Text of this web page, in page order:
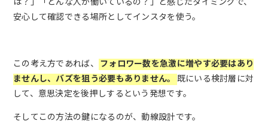
安心して確認できる場所としてインスタを使う。
この考え方であれば、 フォロワー数を急激に増やす必要はあり
ませんし、バズを狙う必要もありません。 既にいる検討層に対
して、意思決定を後押しするという発想です。
そしてこの方法の鍵になるのが、動線設計です。